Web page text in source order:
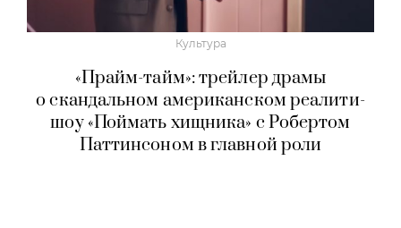
Культура
«Прайм-тайм»: трейлер драмы
о скандальном американском реалити-
шоу «Поймать хищника» с Робертом
Паттинсоном в главной роли